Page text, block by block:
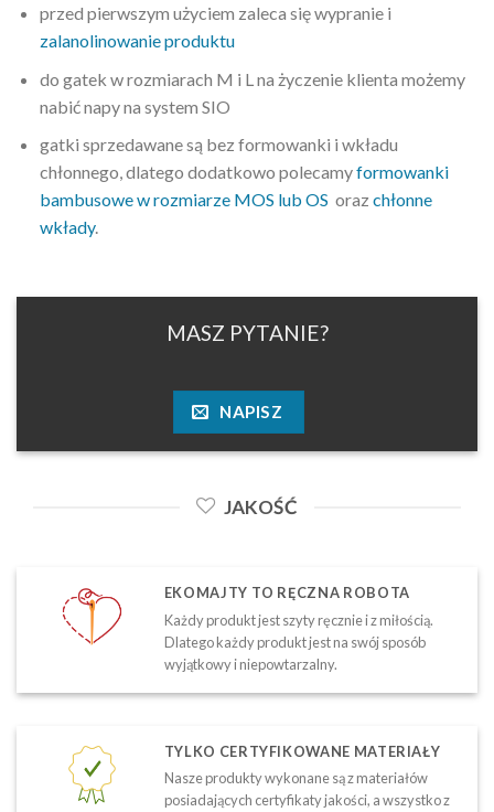
przed pierwszym użyciem zaleca się wypranie i
zalanolinowanie produktu
do gatek w rozmiarach M i L na życzenie klienta możemy
nabić napy na system SIO
gatki sprzedawane są bez formowanki i wkładu
chłonnego, dlatego dodatkowo polecamyformowanki
bambusowe w rozmiarze MOS lub OS oraz chłonne
wkłady.
MASZ PYTANIE?
NAPISZ
JAKOŚĆ
EKOMAJTY TO RĘCZNA ROBOTA
Każdy produkt jest szyty ręcznie i z miłością.
Dlatego każdy produkt jest na swój sposób
wyjątkowy i niepowtarzalny.
TYLKO CERTYFIKOWANE MATERIAŁY
Nasze produkty wykonane są z materiałów
posiadających certyfikaty jakości, a wszystko z